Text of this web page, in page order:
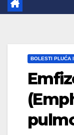
BOLESTI PLUĆA